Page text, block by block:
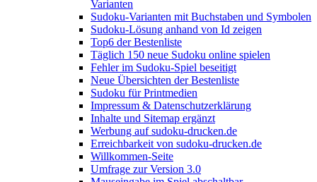
Varianten
Sudoku-Varianten mit Buchstaben und Symbolen
Sudoku-Lösung anhand von Id zeigen
Top6 der Bestenliste
Täglich 150 neue Sudoku online spielen
Fehler im Sudoku-Spiel beseitigt
Neue Übersichten der Bestenliste
Sudoku für Printmedien
Impressum & Datenschutzerklärung
Inhalte und Sitemap ergänzt
Werbung auf sudoku-drucken.de
Erreichbarkeit von sudoku-drucken.de
Willkommen-Seite
Umfrage zur Version 3.0